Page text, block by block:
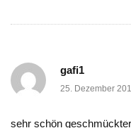
gafi1
25. Dezember
sehr schön